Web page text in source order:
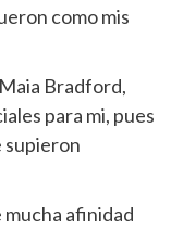
como mis
Bradford,
para mi, pues
supieron
mucha afinidad